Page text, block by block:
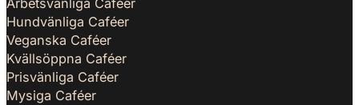
Arbetsvänliga Caféer
Hundvänliga Caféer
Veganska Caféer
Kvällsöppna Caféer
Prisvänliga Caféer
Mysiga Caféer